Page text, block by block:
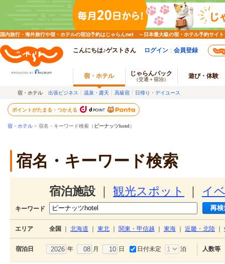
国内旅行・海外旅行や宿・ホテルの宿泊予約はじゃらんnet ～日本最大級の宿・ホテル予約サイト
こんにちは♪ゲストさん ログイン 会員登録
宿・ホテル じゃらんパック
（交通＋宿泊） 遊び・体験
宿・ホテル 出張ビジネス 温泉・露天 高級宿 日帰り・デイユース
ポイントがたまる・つかえる
宿・ホテル > 宿名・キーワード検索（ ピーナッツhotel）
宿名・キーワード検索
宿泊施設 観光スポット イ
キーワード
エリア 全国 北海道 東北 関東・甲信越 東海 近畿・北陸
宿泊日 年 月 日 日付未定 泊 人数等